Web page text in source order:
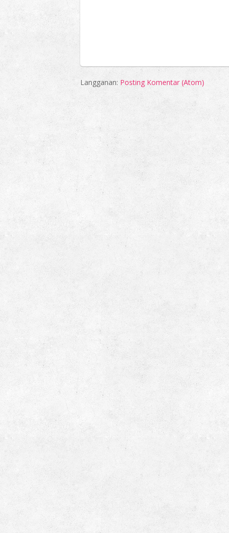
Langganan: Posting Komentar (Atom)